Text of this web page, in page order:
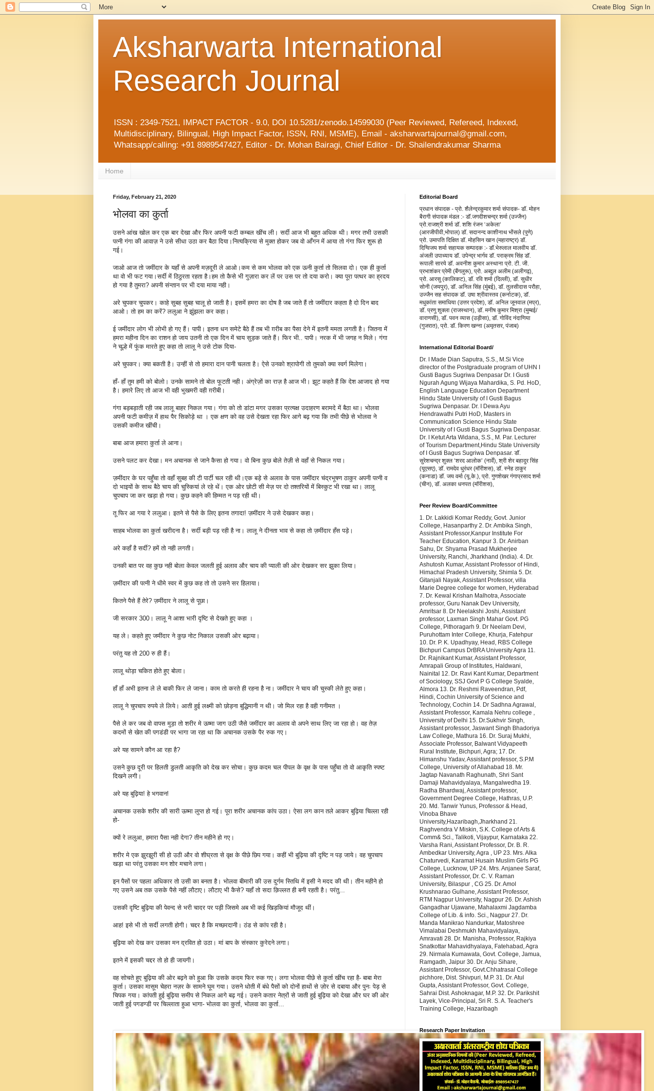
Aksharwarta International
Research Journal
ISSN : 2349-7521, IMPACT FACTOR - 9.0, DOI 10.5281/zenodo.14599030 (Peer Reviewed, Refereed, Indexed,
Multidisciplinary, Bilingual, High Impact Factor, ISSN, RNI, MSME), Email - aksharwartajournal@gmail.com,
Whatsapp/calling: +91 8989547427, Editor - Dr. Mohan Bairagi, Chief Editor - Dr. Shailendrakumar Sharma
Home
Friday, February 21, 2020
भोलवा का कुर्ता
उसने आंख खोल कर एक बार देखा और फिर अपनी फटी कम्बल खींच ली। सर्दी आज भी बहुत अधिक थी। मगर तभी उसकी
पत्नी गंगा की आवाज़ ने उसे सीधा उठा कर बैठा दिया।नित्यक्रिया से मुक्त होकर जब वो आँगन में आया तो गंगा फिर शुरू हो
गई।
जाओ आज तो जमींदार के यहाँ से अपनी मज़दूरी ले आओ।कम से कम भोलवा को एक ऊनी कुर्ता तो सिलवा दो। एक ही कुर्ता
था वो भी फट गया।सर्दी में ठिठुरता रहता है।हम तो कैसे भी गुज़ारा कर लें पर उस पर तो दया करो। क्या पूरा पत्थर का ह्रदय
हो गया है तुमरा? अपनी संन्तान पर भी दया माया नही।
अरे चुपकर चुपकर। काहे सुबह सुबह चालू हो जाती है। इसमें हमरा का दोष है जब जाते हैं तो जमींदार कहता है दो दिन बाद
आओ। तो हम का करें? ललुआ ने झुंझला कर कहा।
ई जमींदार लोग भी लोभी हो गए हैं। पापी। इतना धन समेटे बैठे हैं तब भी ग़रीब का पैसा देने में इतनी ममता लगती है। जितना में
हमरा महीना दिन का राशन हो जाय उतनी तो एक दिन में चाय सुड़क जाते हैं। फिर भी.. पापी। नरक में भी जगह न मिले। गंगा
ने चूल्हे में फूंक मारते हुए कहा तो लालू ने उसे टोक दिया-
अरे चुपकर। क्या बकती है। उन्हीं से तो हमारा दान पानी चलता है। ऐसे उनको श्रापोगी तो तुमको क्या स्वर्ग मिलेगा।
हाँ- हाँ तुम हमी को बोलो। उनके सामने तो बोल फूटती नही। अंग्रेज़ों का राज़ है आज भी। झूट कहते हैं कि देश आजाद हो गया
है। हमारे लिए तो आज भी वही भुखमरी वही ग़रीबी।
गंगा बड़बड़ाती रही जब लालू बाहर निकल गया। गंगा को तो डांटा मगर उसका प्रत्यक्ष उदाहरण बरामदे में बैठा था। भोलवा
अपनी फटी कमीज़ में हाथ पैर सिकोड़े था । एक क्षण को वह उसे देखता रहा फिर आगे बढ़ गया कि तभी पीछे से भोलवा ने
उसकी कमीज खींची।
बाबा आज हमारा कुर्ता ले आना।
उसने पलट कर देखा। मन अचानक से जाने कैसा हो गया। वो बिना कुछ बोले तेज़ी से वहाँ से निकल गया।
ज़मींदार के घर पहुँचा तो वहाँ सुबह की टी पार्टी चल रही थी।एक बड़े से अलाव के पास जमींदार चंद्रभूषण ठाकुर अपनी पत्नी व
दो भाइयों के साथ बैठे चाय की चुस्कियां ले रहे थें। एक ओर छोटी सी मेज़ पर दो तश्तरियों में बिस्कुट भी रखा था। लालू
चुपचाप जा कर खड़ा हो गया। कुछ कहने की हिम्मत न पड़ रही थी।
तू फिर आ गया रे ललुआ। इतने से पैसे के लिए इतना तगादा! ज़मींदार ने उसे देखकर कहा।
साहब भोलवा का कुर्ता खरीदना है। सर्दी बड़ी पड़ रही है ना। लालू ने दीनता भाव से कहा तो ज़मींदार हँस पड़े।
अरे कहाँ है सर्दी? हमें तो नही लगती।
उनकी बात पर वह कुछ नही बोला केवल जलती हुई अलाव और चाय की प्याली की ओर देखकर सर झुका लिया।
ज़मींदार की पत्नी ने धीमे स्वर में कुछ कह तो तो उसने सर हिलाया।
कितने पैसे हैं तेरे? ज़मींदार ने लालू से पूछा।
जी सरकार 300। लालू ने आशा भारी दृष्टि से देखते हुए कहा ।
यह ले। कहते हुए जमींदार ने कुछ नोट निकाल उसकी ओर बढ़ाया।
परंतु यह तो 200 रु ही हैं।
लालू थोड़ा चकित होते हुए बोला।
हाँ हाँ अभी इतना ले ले बाकी फिर ले जाना। काम तो करते ही रहना है ना। जमींदार ने चाय की चुस्की लेते हुए कहा।
लालू ने चुपचाप रुपये ले लिये। आती हुई लक्ष्मी को छोड़ना बुद्धिमानी न थी। जो मिल रहा है वही गनीमत ।
पैसे ले कर जब वो वापस मुड़ा तो शरीर मे ऊष्मा जाग उठी जैसे जमींदार का अलाव वो अपने साथ लिए जा रहा हो। वह तेज़
कदमों से खेत की पगडंडी पर भागा जा रहा था कि अचानक उसके पैर रुक गए।
अरे यह सामने कौन आ रहा है?
उसने कुछ दूरी पर हिलती डुलती आकृति को देख कर सोचा। कुछ कदम चल पीपल के वृक्ष के पास पहुँचा तो वो आकृति स्पष्ट
दिखने लगी।
अरे यह बुढ़िया! हे भगवान!
अचानक उसके शरीर की सारी ऊष्मा लुप्त हो गई। पूरा शरीर अचानक कांप उठा। ऐसा लग कान तले आकर बुढ़िया चिल्ला रही
हो-
क्यों रे ललुआ, हमारा पैसा नही देगा? तीन महीने हो गए।
शरीर मे एक झुरझुरी सी हो उठी और वो शीघ्रता से वृक्ष के पीछे छिप गया। कहीं भी बुढ़िया की दृष्टि न पड़ जाये। वह चुपचाप
खड़ा था परंतु उसका मन शोर मचाने लगा।
इन पैसों पर पहला अधिकार तो उसी का बनता है। भोलवा बीमारी की उस दुर्गम स्तिथि में इसी ने मदद की थी। तीन महीने हो
गए उसने अब तक उसके पैसे नहीं लौटाए। लौटाए भी कैसे? यहाँ तो सदा क़िल्लत ही बनी रहती है। परंतु...
उसकी दृष्टि बुढ़िया की पेवन्द से भरी चादर पर पड़ी जिसमे अब भी कई खिड़कियां मौजूद थीं।
आह! इसे भी तो सर्दी लगती होगी। चद्दर है कि मच्छरदानी। ठंड से कांप रही है।
बुढ़िया को देख कर उसका मन द्रवित हो उठा। मां बाप के संस्कार कुरेदने लगा।
इतने में इसकी चद्दर तो हो ही जायगी।
वह सोचते हुए बुढ़िया की ओर बढ़ने को हुआ कि उसके कदम फिर रुक गए। लगा भोलवा पीछे से कुर्ता खींच रहा है- बाबा मेरा
कुर्ता। उसका मासूम चेहरा नज़र के सामने घूम गया। उसने धोती में बंधे पैसों को दोनों हाथों से ज़ोर से दबाया और पुनः पेड़ से
चिपक गया। कांपती हुई बुढ़िया समीप से निकल आगे बढ़ गई। उसने कतार नेत्रों से जाती हुई बुढ़िया को देखा और घर की ओर
जाती हुई पगडण्डी पर चिल्लाता हुआ भागा- भोलवा का कुर्ता, भोलवा का कुर्ता...
Editorial Board
प्रधान संपादक - प्रो. शैलेन्द्रकुमार शर्मा संपादक- डॉ. मोहन
बैरागी संपादक मंडल :- डॉ.जगदीशचन्द्र शर्मा (उज्जैन)
प्रो.राजश्री शर्मा डॉ. शशि रंजन ‘अकेला‘
(आरजीपीवी,भोपाल) डॉ. सदानन्द काशीनाथ भोंसले (पुणे)
प्रो. उमापति दिक्षित डॉ. मोहसिन खान (महाराष्ट्र) डॉ.
दिग्विजय शर्मा सहायक सम्पादक :- डॉ.भेरुलाल मालवीय डॉ.
अंजली उपाध्याय डॉ. उपेन्द्र भार्गव डॉ. पराक्रम सिंह डॉ.
रूपाली सारये डॉ. अवनीश कुमार अस्थाना प्रो. टी. जी.
प्रभाशंकर प्रेमी (बैंगलुरू), प्रो. अब्दुल अलीम (अलीगढ़),
प्रो. आरसु (कालिकट), डॉ. रवि शर्मा (दिल्ली), डॉ. सुधीर
सोनी (जयपुर), डॉ. अनिल सिंह (मुंबई), डॉ. तुलसीदास परौहा,
उज्जैन सह संपादक डॉ. उषा श्रीवास्तव (कर्नाटक), डॉ.
मधुकांता समाधिया (उत्तर प्रदेश), डॉ. अनिल जूनवाल (मप्र),
डॉ. प्रणु शुक्ला (राजस्थान), डॉ. मनीष कुमार मिश्रा (मुम्बई/
वाराणसी), डॉ. पवन व्यास (उड़ीसा), डॉ. गोविंद नंदाणिया
(गुजरात), प्रो. डॉ. किरण खन्ना (अमृतसर, पंजाब)
International Editorial Board/
Dr. I Made Dian Saputra, S.S., M.Si Vice
director of the Postgraduate program of UHN I
Gusti Bagus Sugriwa Denpasar Dr. I Gusti
Ngurah Agung Wijaya Mahardika, S. Pd. HoD,
English Language Education Department
Hindu State University of I Gusti Bagus
Sugriwa Denpasar. Dr. I Dewa Ayu
Hendrawathi Putri HoD, Masters in
Communication Science Hindu State
University of I Gusti Bagus Sugriwa Denpasar.
Dr. I Ketut Arta Widana, S.S., M. Par. Lecturer
of Tourism Department,Hindu State University
of I Gusti Bagus Sugriwa Denpasar. डॉ.
सुरेशचन्द्र शुक्ल ‘शरद आलोक’ (नार्वे), श्री शेर बहादुर सिंह
(यूएसए), डॉ. रामदेव धुरंधर (मॉरीशस), डॉ. स्नेह ठाकुर
(कनाडा) डॉ. जय वर्मा (यू.के.), प्रो. गुणशेखर गंगाप्रसाद शर्मा
(चीन), डॉ. अलका धनपत (मॉरीशस),
Peer Review Board/Committee
1. Dr. Lakkidi Komar Reddy, Govt. Junior
College, Hasanparthy 2. Dr. Ambika Singh,
Assistant Professor,Kanpur Institute For
Teacher Education, Kanpur 3. Dr. Anirban
Sahu, Dr. Shyama Prasad Mukherjee
University, Ranchi, Jharkhand (India). 4. Dr.
Ashutosh Kumar, Assistant Professor of Hindi,
Himachal Pradesh University, Shimla 5. Dr.
Gitanjali Nayak, Assistant Professor, villa
Marie Degree college for women, Hyderabad
7. Dr. Kewal Krishan Malhotra, Associate
professor, Guru Nanak Dev University,
Amritsar 8. Dr Neelakshi Joshi, Assistant
professor, Laxman Singh Mahar Govt. PG
College, Pithoragarh 9. Dr Neelam Devi,
Puruhottam Inter College, Khurja, Fatehpur
10. Dr. P. K. Upadhyay, Head, RBS College
Bichpuri Campus DrBRA University Agra 11.
Dr. Rajnikant Kumar, Assistant Professor,
Amrapali Group of Institutes, Haldwani,
Nainital 12. Dr. Ravi Kant Kumar, Department
of Sociology, SSJ Govt P G College Syalde,
Almora 13. Dr. Reshmi Raveendran, Pdf,
Hindi, Cochin University of Science and
Technology, Cochin 14. Dr Sadhna Agrawal,
Assistant Professor, Kamala Nehru college ,
University of Delhi 15. Dr.Sukhvir Singh,
Assistant professor, Jaswant Singh Bhadoriya
Law College, Mathura 16. Dr. Suraj Mukhi,
Associate Professor, Balwant Vidyapeeth
Rural Institute, Bichpuri, Agra; 17. Dr.
Himanshu Yadav, Assistant professor, S.P.M
College, University of Allahabad 18. Mr.
Jagtap Navanath Raghunath, Shri Sant
Damaji Mahavidyalaya, Mangalwedha 19.
Radha Bhardwaj, Assistant professor,
Government Degree College, Hathras, U.P.
20. Md. Tanwir Yunus, Professor & Head,
Vinoba Bhave
University,Hazaribagh,Jharkhand 21.
Raghvendra V Miskin, S.K. College of Arts &
Comm& Sci., Talikoti, Vijaypur, Karnataka 22.
Varsha Rani, Assistant Professor, Dr. B. R.
Ambedkar University, Agra , UP 23. Mrs. Alka
Chaturvedi, Karamat Husain Muslim Girls PG
College, Lucknow, UP 24. Mrs. Anjanee Saraf,
Assistant Professor, Dr. C. V. Raman
University, Bilaspur , CG 25. Dr. Amol
Krushnarao Gulhane, Assistant Professor,
RTM Nagpur University, Nagpur 26. Dr. Ashish
Gangadhar Ujawane, Mahalaxmi Jagdamba
College of Lib. & info. Sci., Nagpur 27. Dr.
Manda Manikrao Nandurkar, Matoshree
Vimalabai Deshmukh Mahavidyalaya,
Amravati 28. Dr. Manisha, Professor, Rajkiya
Snatkottar Mahavidhyalaya, Fatehabad, Agra
29. Nirmala Kumawata, Govt. College, Jamua,
Ramgadh, Jaipur 30. Dr. Anju Sihare,
Assistant Professor, Govt.Chhatrasal College
pichhore, Dist. Shivpuri, M.P. 31. Dr. Atul
Gupta, Assistant Professor, Govt. College,
Sahrai Dist. Ashoknagar, M.P. 32. Dr. Parikshit
Layek, Vice-Principal, Sri R. S. A. Teacher's
Training College, Hazaribagh
Research Paper Invitation